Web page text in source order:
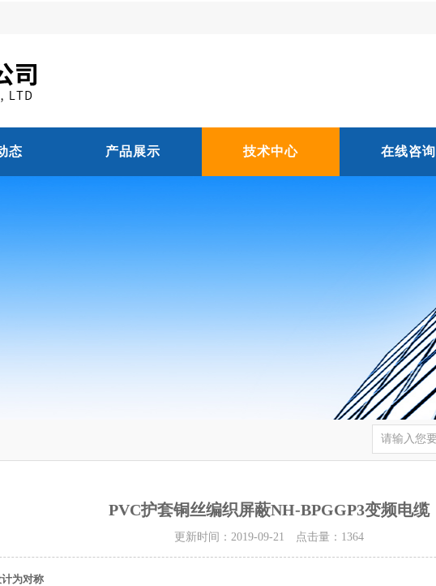
态 产品展示 技术中心 在线咨询
PVC护套铜丝编织屏蔽NH-BPGGP3变频电缆
更新时间：2019-09-21 点击量： 1364
为对称